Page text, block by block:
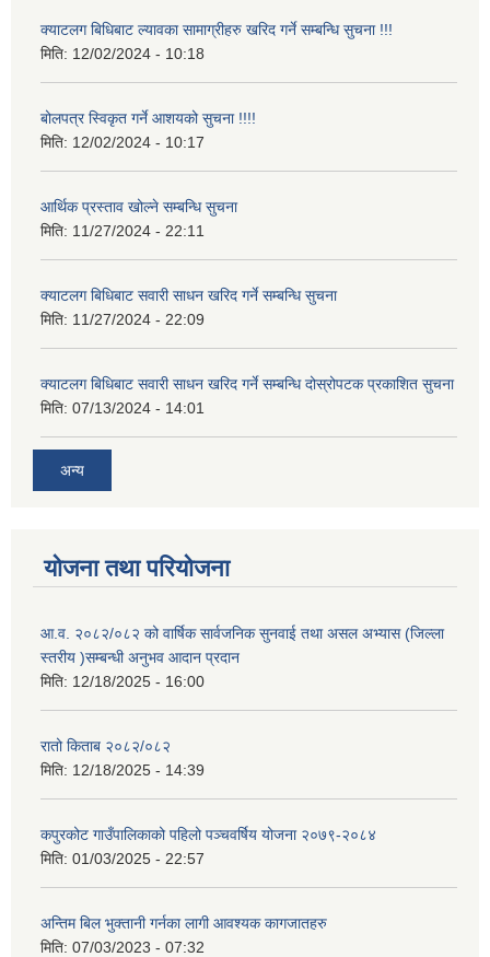
क्याटलग बिधिबाट ल्यावका सामाग्रीहरु खरिद गर्ने सम्बन्धि सुचना !!!
मिति: 12/02/2024 - 10:18
बोलपत्र स्विकृत गर्ने आशयको सुचना !!!!
मिति: 12/02/2024 - 10:17
आर्थिक प्रस्ताव खोल्ने सम्बन्धि सुचना
मिति: 11/27/2024 - 22:11
क्याटलग बिधिबाट सवारी साधन खरिद गर्ने सम्बन्धि सुचना
मिति: 11/27/2024 - 22:09
क्याटलग बिधिबाट सवारी साधन खरिद गर्ने सम्बन्धि दोस्रोपटक प्रकाशित सुचना
मिति: 07/13/2024 - 14:01
अन्य
योजना तथा परियोजना
आ.व. २०८२/०८२ को वार्षिक सार्वजनिक सुनवाई तथा असल अभ्यास (जिल्ला
स्तरीय )सम्बन्धी अनुभव आदान प्रदान
मिति: 12/18/2025 - 16:00
रातो किताब २०८२/०८२
मिति: 12/18/2025 - 14:39
कपुरकोट गाउँपालिकाको पहिलो पञ्चवर्षिय योजना २०७९-२०८४
मिति: 01/03/2025 - 22:57
अन्तिम बिल भुक्तानी गर्नका लागी आवश्यक कागजातहरु
मिति: 07/03/2023 - 07:32